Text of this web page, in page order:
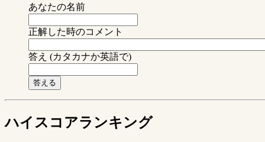
あなたの名前
正解した時のコメント
答え (カタカナか英語で)
ハイスコアランキング